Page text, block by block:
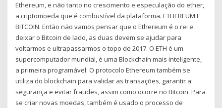
Ethereum, e não tanto no crescimento e especulação do ether,
a criptomoeda que é combustível da plataforma. ETHEREUM E
BITCOIN. Então não vamos pensar que o Ethereum é o rei e
deixar o Bitcoin de lado, as duas devem se ajudar para
voltarmos e ultrapassarmos o topo de 2017. O ETH é um
supercomputador mundial, é uma Blockchain mais inteligente,
a primeira programável. O protocolo Ethereum também se
utiliza do blockchain para validar as transações, garantir a
segurança e evitar fraudes, assim como ocorre no Bitcoin. Para
se criar novas moedas, também é usado o processo de